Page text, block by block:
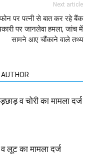
Next article
फोन पर पत्नी से बात कर रहे बैंक
पर जानलेवा हमला, जांच में
सामने आए चौंकाने वाले तथ्य
व चोरी का मामला दर्ज
व लूट का मामला दर्ज